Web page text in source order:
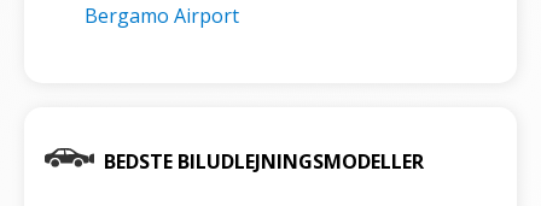
Bergamo Airport
BEDSTE BILUDLEJNINGSMODELLER